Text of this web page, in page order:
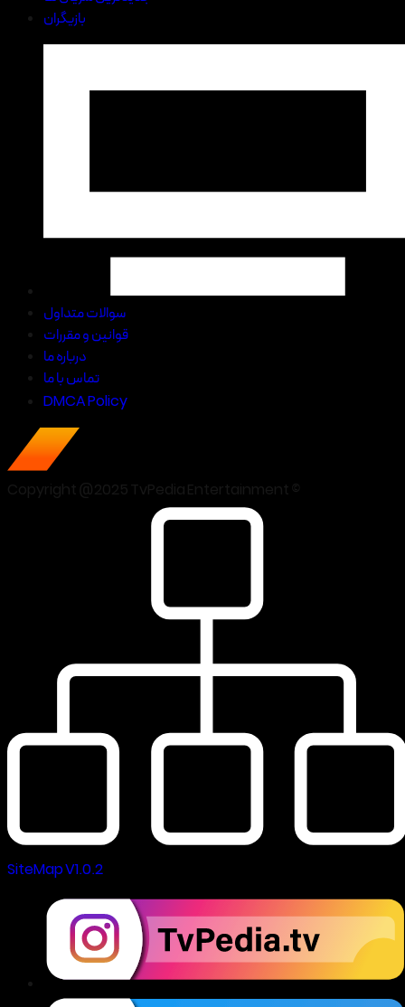
بازیگران
سوالات متداول
قوانین و مقررات
درباره ما
تماس با ما
DMCA Policy
SiteMap V1.0.2